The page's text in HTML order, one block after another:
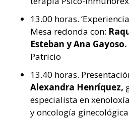
13.00 horas.
Mesa redonda con:
Esteban y Ana Gayoso.
Patricio
13.40 horas.
Alexandra Henríquez,
especialista en
y oncología ginecológica